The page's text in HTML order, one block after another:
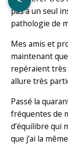
pas à un seul
pathologie de
Mes amis et
maintenant
repéraient
allure très
Passé la
fréquentes de
d’équilibre qui
que j’ai la